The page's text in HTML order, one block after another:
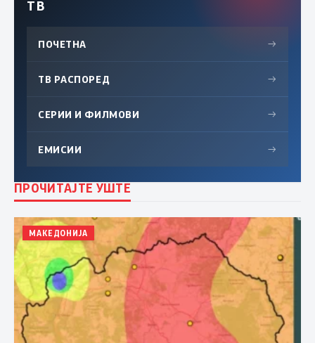
ТВ
ПОЧЕТНА →
ТВ РАСПОРЕД →
СЕРИИ И ФИЛМОВИ →
ЕМИСИИ →
ПРОЧИТАЈТЕ УШТЕ
МАКЕДОНИЈА